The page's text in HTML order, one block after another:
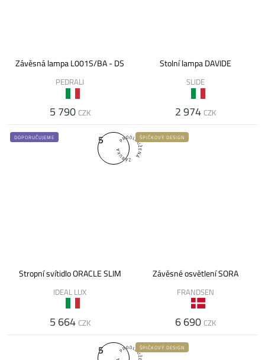
Závěsná lampa L001S/BA - DS
PEDRALI
5 790 CZK
Stolní lampa DAVIDE
SLIDE
2 974 CZK
5
DOPORUČUJEME
Stropní svítidlo ORACLE SLIM
IDEAL LUX
5 664 CZK
ŠPIČKOVÝ DESIGN
Závěsné osvětlení SORA
FRANDSEN
6 690 CZK
5 ŠPIČKOVÝ DESIGN